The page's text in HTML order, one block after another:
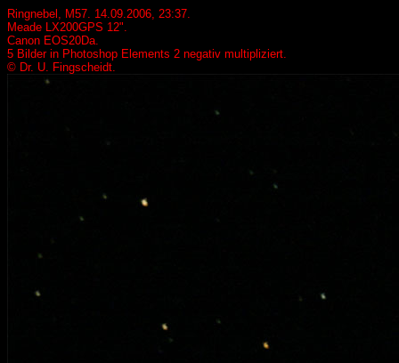
Ringnebel, M57. 14.09.2006, 23:37.
Meade LX200GPS 12".
Canon EOS20Da.
5 Bilder in Photoshop Elements 2 negativ multipliziert.
© Dr. U. Fingscheidt.